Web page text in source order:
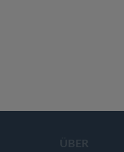
ÜBER